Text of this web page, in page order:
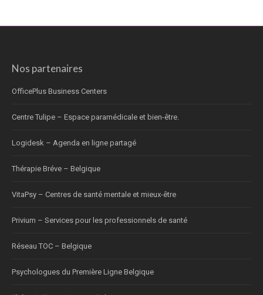
Nos partenaires
OfficePlus Business Centers
Centre Tulipe – Espace paramédicale et bien-être.
Logidesk – Agenda en ligne partagé
Thérapie Bréve – Belgique
VitaPsy – Centres de santé mentale et mieux-être
Privium – Services pour les professionnels de santé
Réseau TOC – Belgique
Psychologues du Première Ligne Belgique